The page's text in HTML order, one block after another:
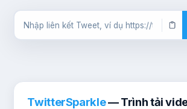
TwitterSparkle— Trình tải